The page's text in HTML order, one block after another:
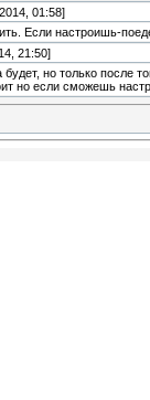
01:58]
Если настроишь-
21:50]
но только после
но если сможешь